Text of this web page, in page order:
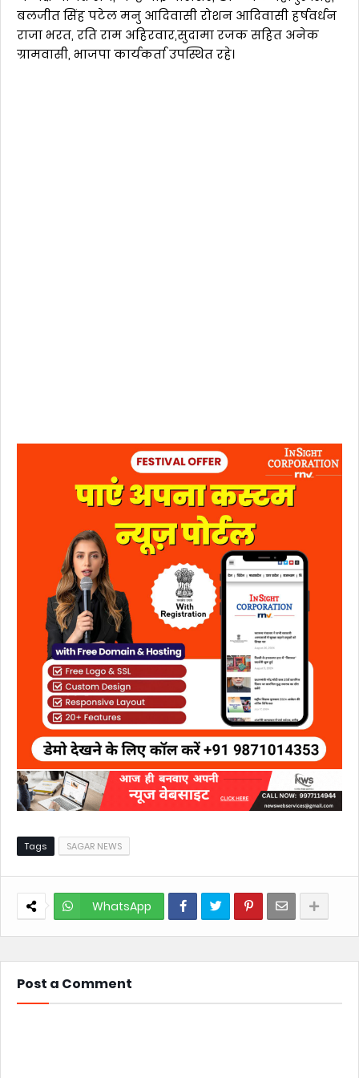
बलजीत सिंह पटेल मनु आदिवासी रोशन आदिवासी हर्षवर्धन
राजा भरत, रति राम अहिरवार,सुदामा रजक सहित अनेक
ग्रामवासी, भाजपा कार्यकर्ता उपस्थित रहे।
Tags SAGAR NEWS
WhatsApp
Post a Comment